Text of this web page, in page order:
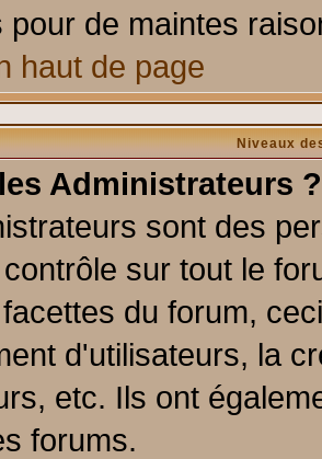
pour de maintes
haut de page
Niveaux
Administrateurs ?
sont des
sur tout le
du forum,
d'utilisateurs, la
etc. Ils ont
forums.